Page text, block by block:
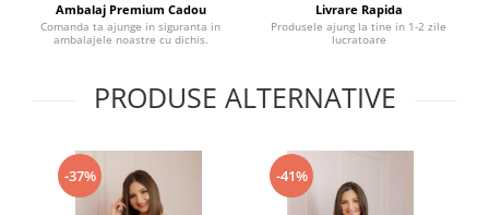
Ambalaj Premium Cadou
Comanda ta ajunge in siguranta in
ambalajele noastre cu dichis.
Livrare Rapida
Produsele ajung la tine in 1-2 zile
lucratoare
PRODUSE ALTERNATIVE
-37% -41%